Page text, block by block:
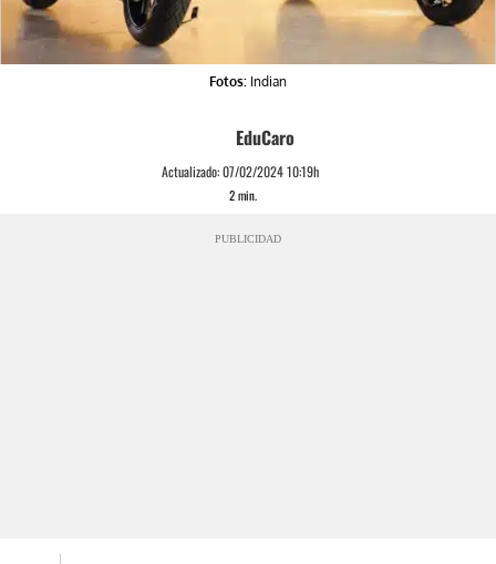
Fotos: Indian
EduCaro
Actualizado:07/02/2024 10:19h
2min.
PUBLICIDAD